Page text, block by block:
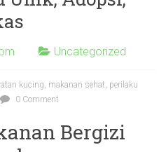
Uncategorized
kucing, makanan sehat, perilaku
0 Comment
Bergizi